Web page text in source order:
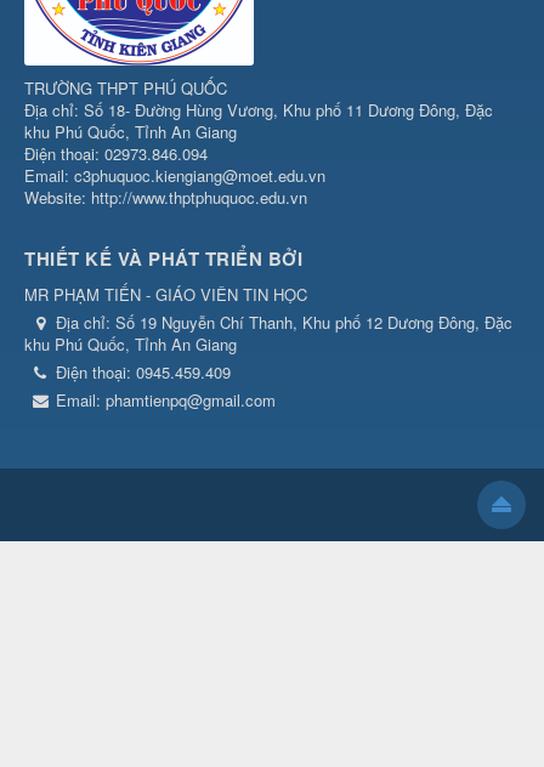
TRƯỜNG THPT PHÚ QUỐC
Địa chỉ: Số 18- Đường Hùng Vương, Khu phố 11 Dương Đông, Đặc
khu Phú Quốc, Tỉnh An Giang
Điện thoại: 02973.846.094
Email: c3phuquoc.kiengiang@moet.edu.vn
Website: http://www.thptphuquoc.edu.vn
THIẾT KẾ VÀ PHÁT TRIỂN BỞI
MR PHẠM TIẾN - GIÁO VIÊN TIN HỌC
Địa chỉ: Số 19 Nguyễn Chí Thanh, Khu phố 12 Dương Đông, Đặc
khu Phú Quốc, Tỉnh An Giang
Điện thoại: 0945.459.409
Email: phamtienpq@gmail.com